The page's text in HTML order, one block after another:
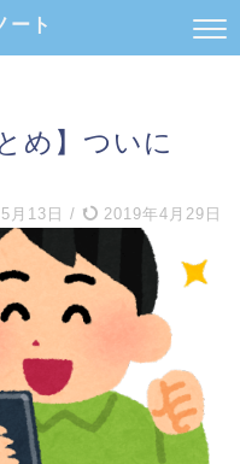
ート
め】ついに
月13日 / 2019年4月29日